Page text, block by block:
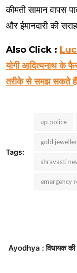
कीमती सामान वापस
और ईमानदारी की
Also Click :
योगी आदित्यनाथ के
तरीके से समझ सकते हैं
Tags:
up police
gold
shravasti
emergency
Ayodhya : विधायक की